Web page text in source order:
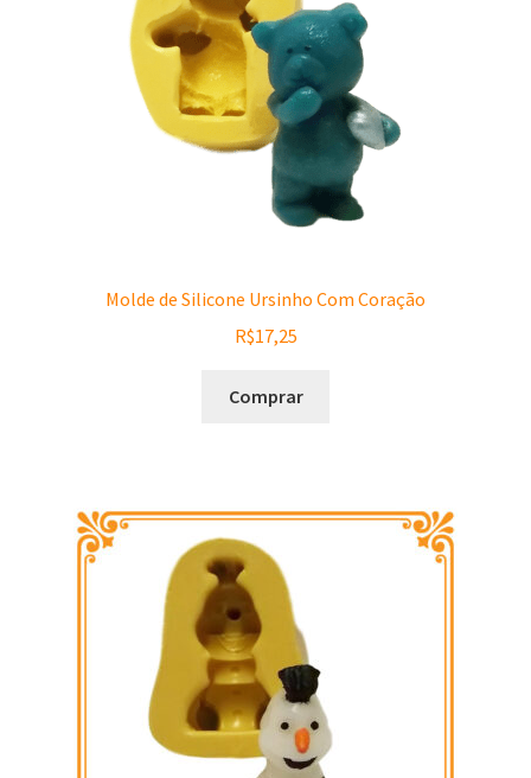
Molde de Silicone Ursinho Com Coração
R$17,25
Comprar